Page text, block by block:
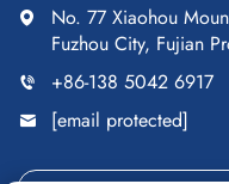
No. 77 Xiaohou
Fuzhou City, Fujian
+86-138 5042 6917
[email protected]